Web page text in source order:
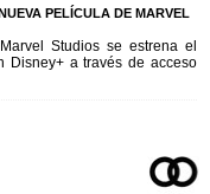
PELÍCULA DE MARVEL
Studios se estrena el
Disney+ a través de acceso